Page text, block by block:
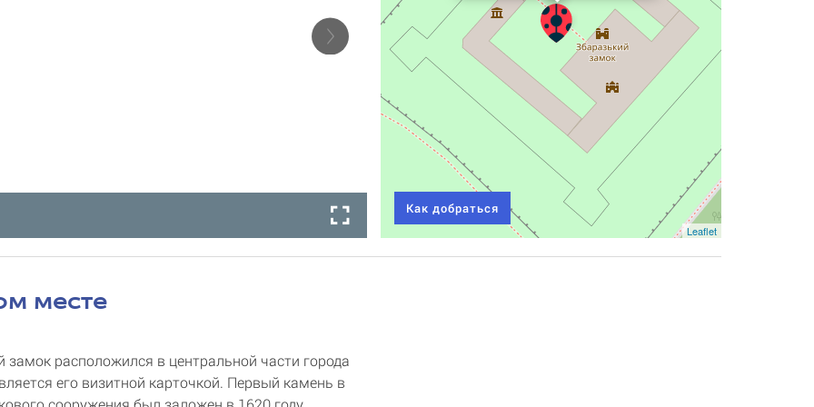
Leaflet
Как добраться
месте
замок расположился в центральной части города
его визитной карточкой. Первый камень в